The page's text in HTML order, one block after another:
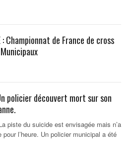
: Championnat de France de cross
policier découvert mort sur son
piste du suicide est envisagée mais n’a
l’heure. Un policier municipal a été